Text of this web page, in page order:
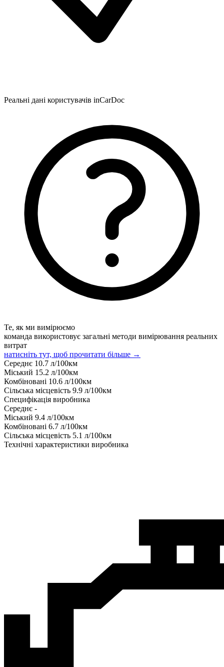
Реальні дані користувачів inCarDoc
Те, як ми вимірюємо
команда використовує загальні методи вимірювання реальних
витрат
натисніть тут, щоб прочитати більше →
Середнє 10.7 л/100км
Міський 15.2 л/100км
Комбіновані 10.6 л/100км
Сільська місцевість 9.9 л/100км
Специфікація виробника
Середнє -
Міський 9.4 л/100км
Комбіновані 6.7 л/100км
Сільська місцевість 5.1 л/100км
Технічні характеристики виробника